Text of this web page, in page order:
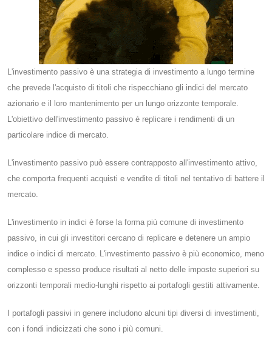
L'investimento passivo è una strategia di investimento a lungo termine
che prevede l'acquisto di titoli che rispecchiano gli indici del mercato
azionario e il loro mantenimento per un lungo orizzonte temporale.
L'obiettivo dell'investimento passivo è replicare i rendimenti di un
particolare indice di mercato.
L'investimento passivo può essere contrapposto all'investimento attivo,
che comporta frequenti acquisti e vendite di titoli nel tentativo di battere il
mercato.
L'investimento in indici è forse la forma più comune di investimento
passivo, in cui gli investitori cercano di replicare e detenere un ampio
indice o indici di mercato. L'investimento passivo è più economico, meno
complesso e spesso produce risultati al netto delle imposte superiori su
orizzonti temporali medio-lunghi rispetto ai portafogli gestiti attivamente.
I portafogli passivi in ​​genere includono alcuni tipi diversi di investimenti,
con i fondi indicizzati che sono i più comuni.